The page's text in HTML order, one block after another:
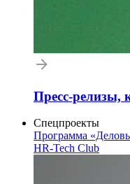
Пресс-релизы,
Спецпроекты
Программа
HR-Tech Club